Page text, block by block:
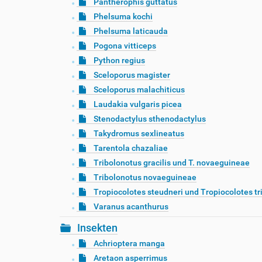
Phelsuma kochi
Phelsuma laticauda
Pogona vitticeps
Python regius
Sceloporus magister
Sceloporus malachiticus
Laudakia vulgaris picea
Stenodactylus sthenodactylus
Takydromus sexlineatus
Tarentola chazaliae
Tribolonotus gracilis und T. novaeguineae
Tribolonotus novaeguineae
Tropiocolotes steudneri und Tropiocolotes
Varanus acanthurus
Insekten
Achrioptera manga
Aretaon asperrimus